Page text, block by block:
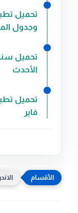
وجدول
الأحدث
تحميل
فاير